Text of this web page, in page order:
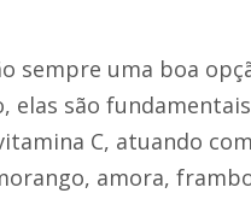
sempre uma boa
elas são
C, atuando
amora,